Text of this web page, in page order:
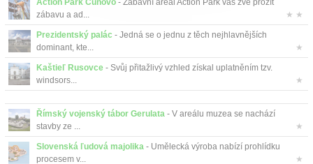
Action Park Čunovo - Zabavní areál Action Park vás zve prožít
zábavu a ad...
★ ★
Prezidentský palác - Jedná se o jednu z těch nejhlavnějších
dominant, kte...
★
Kaštieľ Rusovce - Svůj přitažlivý vzhled získal uplatněním tzv.
windsors...
★
Římský vojenský tábor Gerulata - V areálu muzea se nachází
stavby ze ...
★
Slovenská ľudová majolika - Umělecká výroba nabízí prohlídku
procesem v...
★